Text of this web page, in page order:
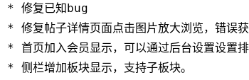
* 修复已知bug
* 修复帖子详情页面点击图片放大浏览，错误获
* 首页加入会员显示，可以通过后台设置设置
* 侧栏增加板块显示，支持子板块。